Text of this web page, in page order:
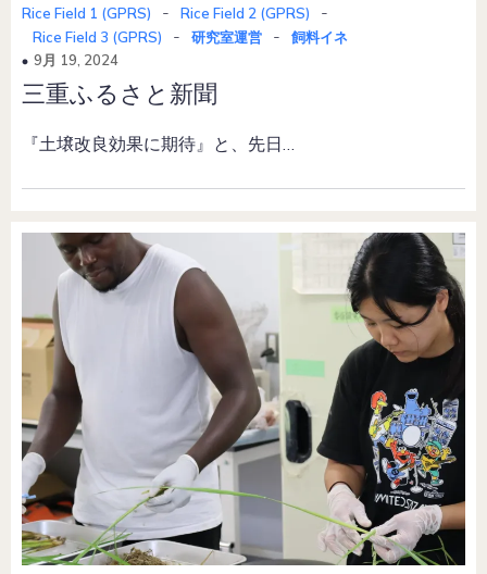
Rice Field 1 (GPRS) - Rice Field 2 (GPRS) -
Rice Field 3 (GPRS) - 研究室運営 -
飼料イネ
9月 19, 2024
三重ふるさと新聞
『土壌改良効果に期待』と、先日…